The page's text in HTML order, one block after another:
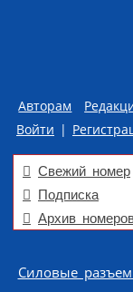
Авторам
Войти |
Свежий номер
Подписка
Архив
Skip to content
Силовые